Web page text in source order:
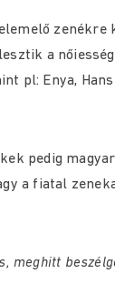
zenékre
a
pl: Enya,
pedig
a fiatal
meghitt